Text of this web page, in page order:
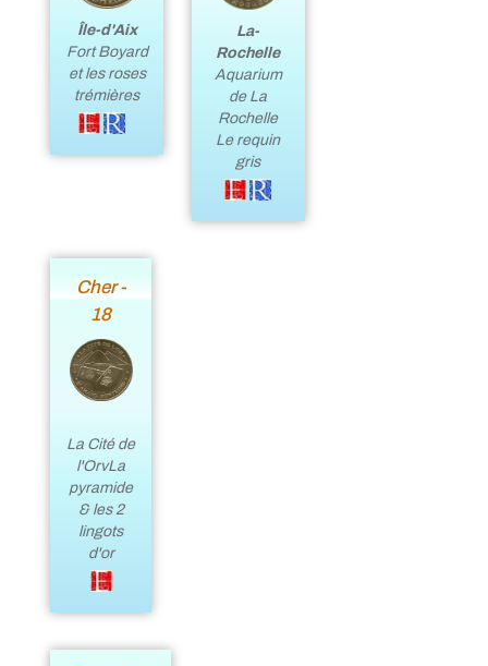
Île-d'Aix
Fort Boyard
et les roses
trémières
La-
Rochelle
Aquarium
de La
Rochelle
Le requin
gris
Cher -
18
La Cité de
l'OrvLa
pyramide
& les 2
lingots
d'or